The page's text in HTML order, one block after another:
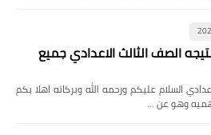
الصف الثالث الاعدادي جميع
السلام عليكم ورحمه الله وبركاته اهلا بكم
وهو عن …